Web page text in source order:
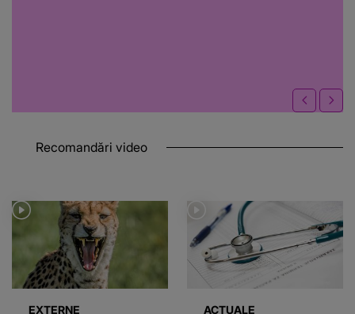
Recomandări video
EXTERNE ACTUALE